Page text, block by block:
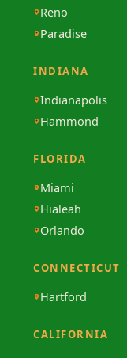
Reno
Paradise
INDIANA
Indianapolis
Hammond
FLORIDA
Miami
Hialeah
Orlando
CONNECTICUT
Hartford
CALIFORNIA